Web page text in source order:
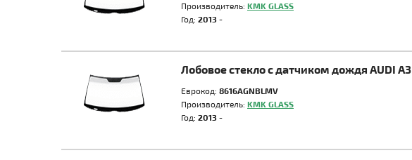
Производитель: KMK GLASS
Год: 2013 -
Лобовое стекло с датчиком дождя AUDI A3
Еврокод: 8616AGNBLMV
Производитель: KMK GLASS
Год: 2013 -